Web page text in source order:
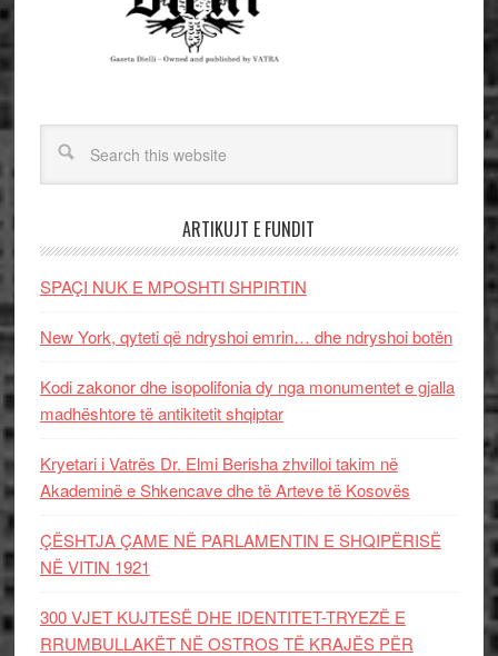
ARTIKUJT E FUNDIT
SPAÇI NUK E MPOSHTI SHPIRTIN
New York, qyteti që ndryshoi emrin… dhe ndryshoi botën
Kodi zakonor dhe isopolifonia dy nga monumentet e gjalla
madhështore të antikitetit shqiptar
Kryetari i Vatrës Dr. Elmi Berisha zhvilloi takim në
Akademinë e Shkencave dhe të Arteve të Kosovës
ÇËSHTJA ÇAME NË PARLAMENTIN E SHQIPËRISË
NË VITIN 1921
300 VJET KUJTESË DHE IDENTITET-TRYEZË E
RRUMBULLAKËT NË OSTROS TË KRAJËS PËR